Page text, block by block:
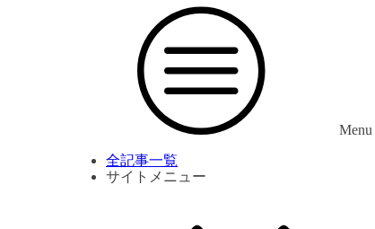
Menu
全記事一覧
サイトメニュー